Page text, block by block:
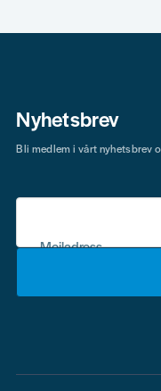
Nyhetsbrev
Mejladress
Bli medlem i vårt nyhetsbrev